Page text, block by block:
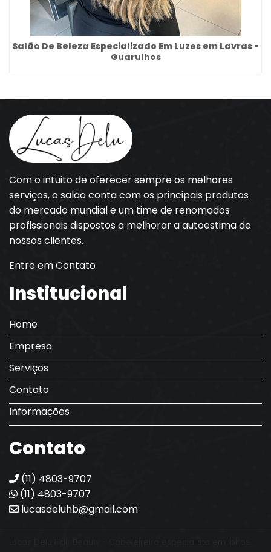
Salão De Beleza Especializado Em Luzes em Lavras -
Guarulhos
Com o intuito de oferecer sempre os melhores
serviços, o salão conta com os principais produtos
do mercado mundial e um time de renomados
profissionais dispostos a melhorar a autoestima de
nossos clientes.
Entre em Contato
Institucional
Home
Empresa
Serviços
Contato
Informações
Contato
(11) 4803-9707
(11) 4803-9707
lucasdeluhb@gmail.com